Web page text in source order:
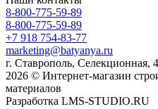
8-800-775-59-89
8-800-775-59-89
+7 918 754-83-77
marketing@batyanya.ru
г. Ставрополь, Селекционная,
2026 © Интернет-магазин
материалов
Разработка LMS-STUDIO.RU